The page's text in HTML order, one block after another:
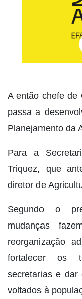
A então chefe de
passa a
Planejamento da
Para a
Triquez, que
diretor de
Segundo o
mudanças
reorganização
fortalecer os
secretarias e dar
voltados à